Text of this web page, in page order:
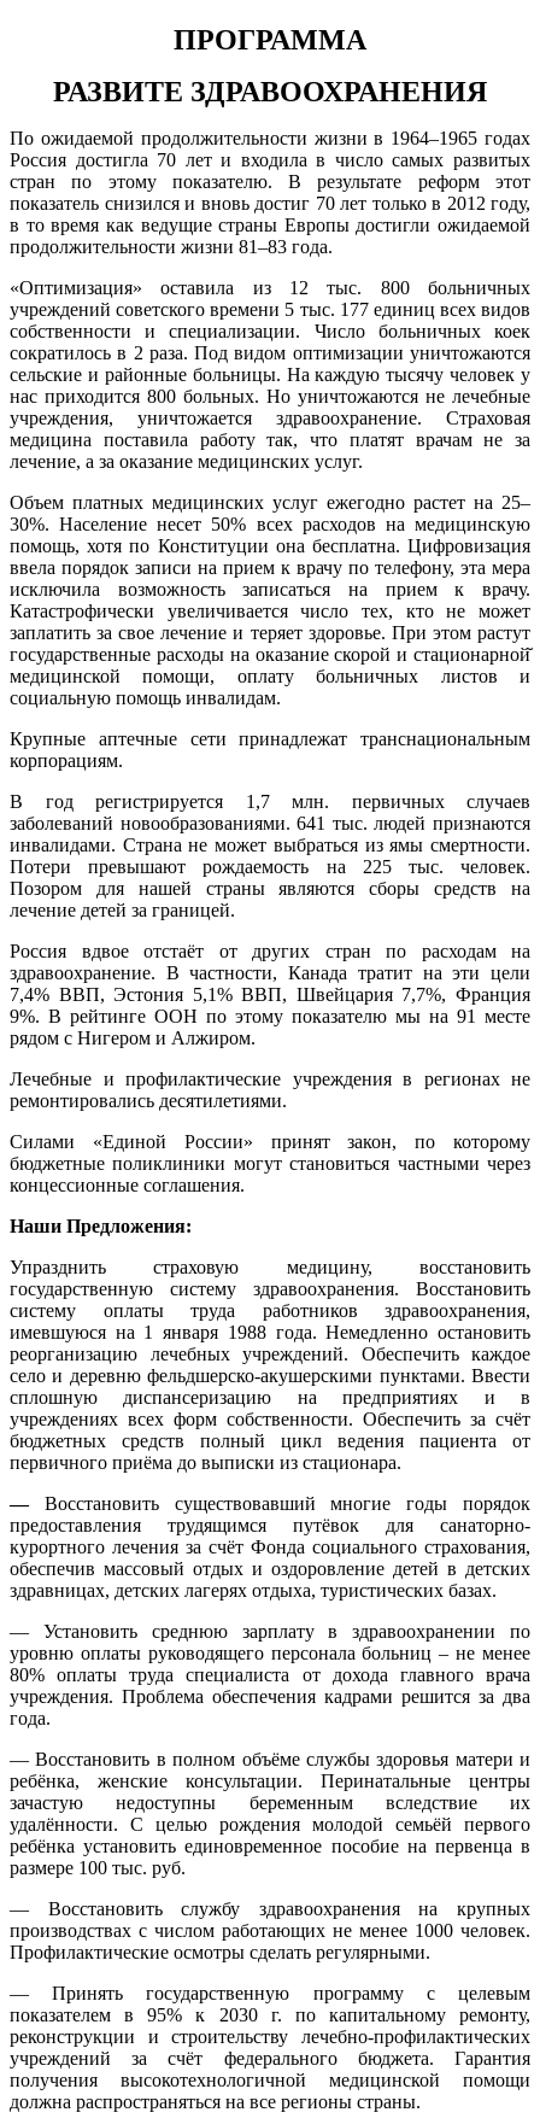
ПРОГРАММА
РАЗВИТЕ ЗДРАВООХРАНЕНИЯ
По ожидаемой продолжительности жизни в 1964–1965 годах
Россия достигла 70 лет и входила в число самых развитых
стран по этому показателю. В результате реформ этот
показатель снизился и вновь достиг 70 лет только в 2012 году,
в то время как ведущие страны Европы достигли ожидаемой
продолжительности жизни 81–83 года.
«Оптимизация» оставила из 12 тыс. 800 больничных
учреждений советского времени 5 тыс. 177 единиц всех видов
собственности и специализации. Число больничных коек
сократилось в 2 раза. Под видом оптимизации уничтожаются
сельские и районные больницы. На каждую тысячу человек у
нас приходится 800 больных. Но уничтожаются не лечебные
учреждения, уничтожается здравоохранение. Страховая
медицина поставила работу так, что платят врачам не за
лечение, а за оказание медицинских услуг.
Объем платных медицинских услуг ежегодно растет на 25–
30%. Население несет 50% всех расходов на медицинскую
помощь, хотя по Конституции она бесплатна. Цифровизация
ввела порядок записи на прием к врачу по телефону, эта мера
исключила возможность записаться на прием к врачу.
Катастрофически увеличивается число тех, кто не может
заплатить за свое лечение и теряет здоровье. При этом растут
государственные расходы на оказание скорой и стационарной̆
медицинской помощи, оплату больничных листов и
социальную помощь инвалидам.
Крупные аптечные сети принадлежат транснациональным
корпорациям.
В год регистрируется 1,7 млн. первичных случаев
заболеваний новообразованиями. 641 тыс. людей признаются
инвалидами. Страна не может выбраться из ямы смертности.
Потери превышают рождаемость на 225 тыс. человек.
Позором для нашей страны являются сборы средств на
лечение детей за границей.
Россия вдвое отстаёт от других стран по расходам на
здравоохранение. В частности, Канада тратит на эти цели
7,4% ВВП, Эстония 5,1% ВВП, Швейцария 7,7%, Франция
9%. В рейтинге ООН по этому показателю мы на 91 месте
рядом с Нигером и Алжиром.
Лечебные и профилактические учреждения в регионах не
ремонтировались десятилетиями.
Силами «Единой России» принят закон, по которому
бюджетные поликлиники могут становиться частными через
концессионные соглашения.
Наши Предложения:
Упразднить страховую медицину, восстановить
государственную систему здравоохранения. Восстановить
систему оплаты труда работников здравоохранения,
имевшуюся на 1 января 1988 года. Немедленно остановить
реорганизацию лечебных учреждений. Обеспечить каждое
село и деревню фельдшерско-акушерскими пунктами. Ввести
сплошную диспансеризацию на предприятиях и в
учреждениях всех форм собственности. Обеспечить за счёт
бюджетных средств полный цикл ведения пациента от
первичного приёма до выписки из стационара.
— Восстановить существовавший многие годы порядок
предоставления трудящимся путёвок для санаторно-
курортного лечения за счёт Фонда социального страхования,
обеспечив массовый отдых и оздоровление детей в детских
здравницах, детских лагерях отдыха, туристических базах.
— Установить среднюю зарплату в здравоохранении по
уровню оплаты руководящего персонала больниц – не менее
80% оплаты труда специалиста от дохода главного врача
учреждения. Проблема обеспечения кадрами решится за два
года.
— Восстановить в полном объёме службы здоровья матери и
ребёнка, женские консультации. Перинатальные центры
зачастую недоступны беременным вследствие их
удалённости. С целью рождения молодой семьёй первого
ребёнка установить единовременное пособие на первенца в
размере 100 тыс. руб.
— Восстановить службу здравоохранения на крупных
производствах с числом работающих не менее 1000 человек.
Профилактические осмотры сделать регулярными.
— Принять государственную программу с целевым
показателем в 95% к 2030 г. по капитальному ремонту,
реконструкции и строительству лечебно-профилактических
учреждений за счёт федерального бюджета. Гарантия
получения высокотехнологичной медицинской помощи
должна распространяться на все регионы страны.